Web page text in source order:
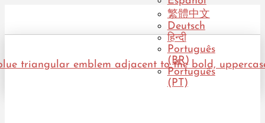
繁體中文
Deutsch
हिन्दी
Português
(BR)
Português
(PT)